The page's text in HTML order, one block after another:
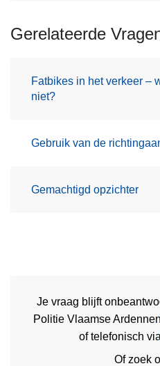
Gerelateerde
Fatbikes in het verkeer –
niet?
Gebruik van de
Gemachtigd opzichter
Je vraag blijft
Politie Vlaamse Ardennen
oftelefonisch
Of zoek